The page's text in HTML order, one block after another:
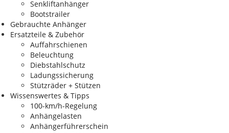
Senkliftanhänger
Bootstrailer
Gebrauchte Anhänger
Ersatzteile & Zubehör
Auffahrschienen
Beleuchtung
Diebstahlschutz
Ladungssicherung
Stützräder + Stützen
Wissenswertes & Tipps
100-km/h-Regelung
Anhängelasten
Anhängerführerschein